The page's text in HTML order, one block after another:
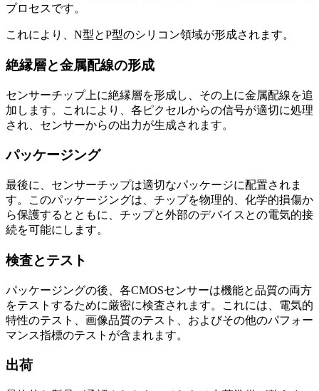
プロセスです。
これにより、N型とP型のシリコン領域が形成されます。
絶縁層と金属配線の形成
センサーチップ上に絶縁層を形成し、その上に金属配線を追
加します。これにより、各ピクセルからの信号が適切に処理
され、センサーからの出力が生成されます。
パッケージング
最後に、センサーチップは適切なパッケージに配置されま
す。このパッケージングは、チップを物理的、化学的損傷か
ら保護するとともに、チップと外部のデバイスとの電気的接
続を可能にします。
検査とテスト
パッケージングの後、各CMOSセンサーは機能と品質の両方
をテストするために厳密に検査されます。これには、電気的
特性のテスト、画像品質のテスト、およびその他のパフォー
マンス指標のテストが含まれます。
出荷